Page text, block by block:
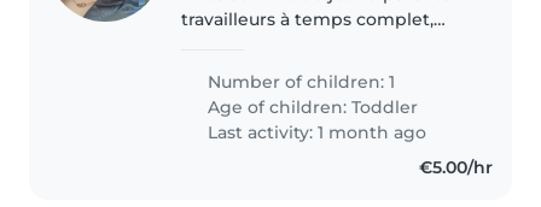
travailleurs à temps complet,
Respectueuse - affectueuse -
créatif - énergique (pas
turbulente) - agréable (enfant,
Number of children: 1
Age of children:Toddler
Last activity: 1 month ago
€5.00/hr